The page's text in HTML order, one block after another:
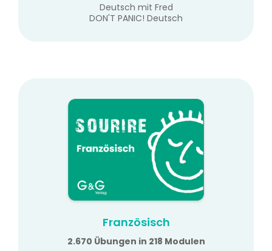
Deutsch mit Fred
DON'T PANIC! Deutsch
Französisch
2.670 Übungen in 218 Modulen